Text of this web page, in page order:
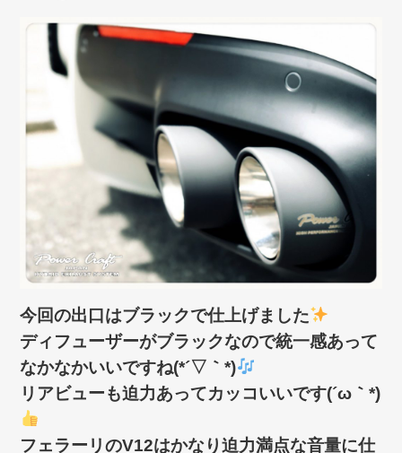
今回の出口はブラックで仕上げました
ディフューザーがブラックなので統一感あって
なかなかいいですね(*´▽｀*)
リアビューも迫力あってカッコいいです(´ω｀*)
フェラーリのV12はかなり迫力満点な音量に仕